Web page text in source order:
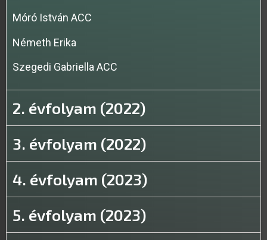
Móró István ACC
Németh Erika
Szegedi Gabriella ACC
2. évfolyam (2022)
3. évfolyam (2022)
4. évfolyam (2023)
5. évfolyam (2023)